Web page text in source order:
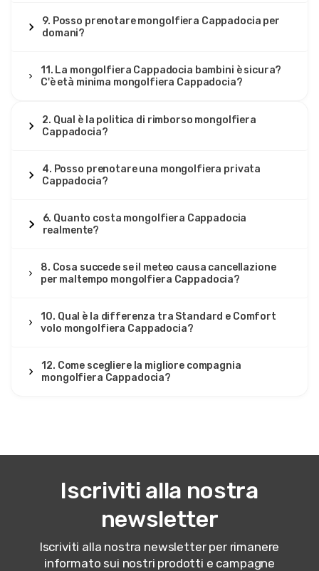
9. Posso prenotare mongolfiera Cappadocia per
domani?
11. La mongolfiera Cappadocia bambini è sicura?
C'è età minima mongolfiera Cappadocia?
2. Qual è la politica di rimborso mongolfiera
Cappadocia?
4. Posso prenotare una mongolfiera privata
Cappadocia?
6. Quanto costa mongolfiera Cappadocia
realmente?
8. Cosa succede se il meteo causa cancellazione
per maltempo mongolfiera Cappadocia?
10. Qual è la differenza tra Standard e Comfort
volo mongolfiera Cappadocia?
12. Come scegliere la migliore compagnia
mongolfiera Cappadocia?
Iscriviti alla nostra
newsletter
Iscriviti alla nostra newsletter per rimanere
informato sui nostri prodotti e campagne